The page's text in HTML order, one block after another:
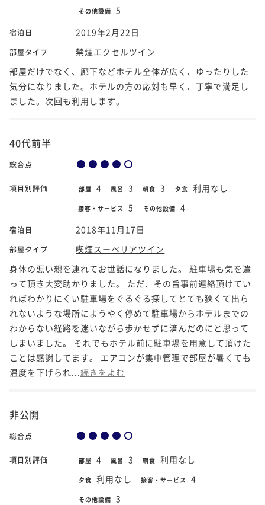
その他設備 5
宿泊日 2019年2月22日
部屋タイプ
禁煙エクセルツイン
部屋だけでなく、廊下などホテル全体が広く、ゆったりした
気分になりました。ホテルの方の応対も早く、丁寧で満足し
ました。次回も利用します。
40代前半
総合点
項目別評価 部屋 4 風呂 3 朝食 3 夕食 利用なし
接客・サービス 5 その他設備 4
宿泊日 2018年11月17日
部屋タイプ
喫煙スーペリアツイン
身体の悪い親を連れてお世話になりました。 駐車場も気を遣
って頂き大変助かりました。 ただ、その旨事前連絡頂けてい
ればわかりにくい駐車場をぐるぐる探してとても狭くて出ら
れないような場所にようやく停めて駐車場からホテルまでの
わからない経路を迷いながら歩かせずに済んだのにと思って
しまいました。 それでもホテル前に駐車場を用意して頂けた
ことは感謝してます。 エアコンが集中管理で部屋が暑くても
温度を下げられ... 続きをよむ
非公開
総合点
項目別評価 部屋 4 風呂 3 朝食 利用なし
夕食 利用なし 接客・サービス 4
その他設備 3